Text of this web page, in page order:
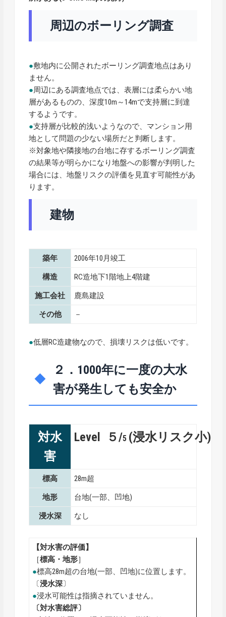
周辺のボーリング調査
●敷地内に公開されたボーリング調査地点はあり
ません。
●周辺にある調査地点では、表層には柔らかい地
層があるものの、深度10m～14mで支持層に到達
するようです。
●支持層が比較的浅いようなので、マンション用
地として問題の少ない場所だと判断します。
※対象地や隣接地の台地に存するボーリング調査
の結果等が明らかになり地盤への影響が判明した
場合には、地盤リスクの評価を見直す可能性があ
ります。
建物
築年 2006年10月竣工
構造 RC造地下1階地上4階建
施工会社 鹿島建設
その他 －
●低層RC造建物なので、損壊リスクは低いです。
２．1000年に一度の大水
害が発生しても安全か
対水
害
Level ５/5 (浸水リスク小)
標高 28m超
地形 台地(一部、凹地)
浸水深 なし
【対水害の評価】
［標高・地形］
●標高28m超の台地(一部、凹地)に位置します。
〔浸水深〕
●浸水可能性は指摘されていません。
〔対水害総評〕